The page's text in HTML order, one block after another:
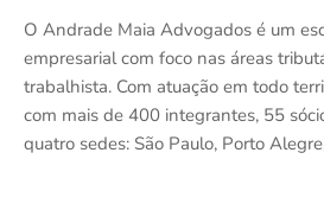
O Andrade Maia Advogados é um
empresarial com foco nas áreas
trabalhista. Com atuação em todo
com mais de 400 integrantes, 55
quatro sedes: São Paulo, Porto